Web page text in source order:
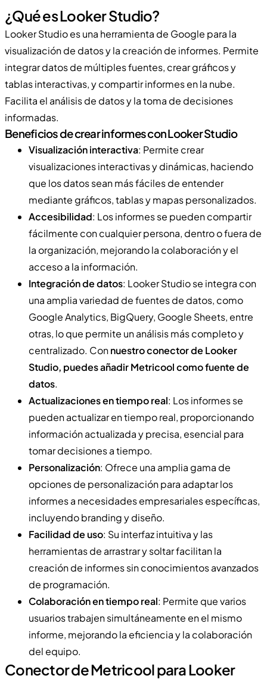
¿Qué es Looker Studio?
Looker Studio es una herramienta de Google para la
visualización de datos y la creación de informes. Permite
integrar datos de múltiples fuentes, crear gráficos y
tablas interactivas, y compartir informes en la nube.
Facilita el análisis de datos y la toma de decisiones
informadas.
Beneficios de crear informes con Looker Studio
Visualización interactiva: Permite crear
visualizaciones interactivas y dinámicas, haciendo
que los datos sean más fáciles de entender
mediante gráficos, tablas y mapas personalizados.
Accesibilidad: Los informes se pueden compartir
fácilmente con cualquier persona, dentro o fuera de
la organización, mejorando la colaboración y el
acceso a la información.
Integración de datos: Looker Studio se integra con
una amplia variedad de fuentes de datos, como
Google Analytics, BigQuery, Google Sheets, entre
otras, lo que permite un análisis más completo y
centralizado. Connuestro conector de Looker
Studio, puedes añadir Metricool como fuente de
datos.
Actualizaciones en tiempo real: Los informes se
pueden actualizar en tiempo real, proporcionando
información actualizada y precisa, esencial para
tomar decisiones a tiempo.
Personalización: Ofrece una amplia gama de
opciones de personalización para adaptar los
informes a necesidades empresariales específicas,
incluyendo branding y diseño.
Facilidad de uso: Su interfaz intuitiva y las
herramientas de arrastrar y soltar facilitan la
creación de informes sin conocimientos avanzados
de programación.
Colaboración en tiempo real: Permite que varios
usuarios trabajen simultáneamente en el mismo
informe, mejorando la eficiencia y la colaboración
del equipo.
Conector de Metricool para Looker